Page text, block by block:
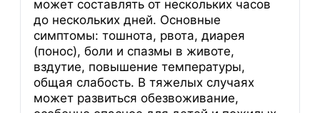
может составлять от нескольких часов
до нескольких дней. Основные
симптомы: тошнота, рвота, диарея
(понос), боли и спазмы в животе,
вздутие, повышение температуры,
общая слабость. В тяжелых случаях
может развиться обезвоживание,